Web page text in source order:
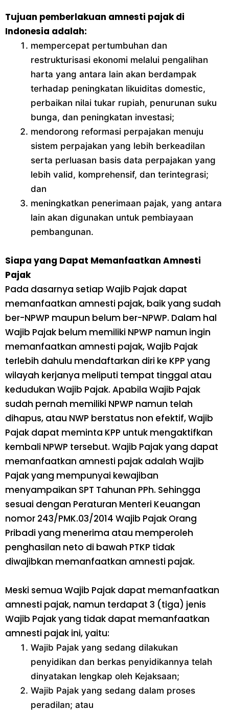
Tujuan pemberlakuan amnesti pajak di
Indonesia adalah:
mempercepat pertumbuhan dan
restrukturisasi ekonomi melalui pengalihan
harta yang antara lain akan berdampak
terhadap peningkatan likuiditas domestic,
perbaikan nilai tukar rupiah, penurunan suku
bunga, dan peningkatan investasi;
mendorong reformasi perpajakan menuju
sistem perpajakan yang lebih berkeadilan
serta perluasan basis data perpajakan yang
lebih valid, komprehensif, dan terintegrasi;
dan
meningkatkan penerimaan pajak, yang antara
lain akan digunakan untuk pembiayaan
pembangunan.
Siapa yang Dapat Memanfaatkan Amnesti
Pajak
Pada dasarnya setiap Wajib Pajak dapat
memanfaatkan amnesti pajak, baik yang sudah
ber-NPWP maupun belum ber-NPWP. Dalam hal
Wajib Pajak belum memiliki NPWP namun ingin
memanfaatkan amnesti pajak, Wajib Pajak
terlebih dahulu mendaftarkan diri ke KPP yang
wilayah kerjanya meliputi tempat tinggal atau
kedudukan Wajib Pajak. Apabila Wajib Pajak
sudah pernah memiliki NPWP namun telah
dihapus, atau NWP berstatus non efektif, Wajib
Pajak dapat meminta KPP untuk mengaktifkan
kembali NPWP tersebut. Wajib Pajak yang dapat
memanfaatkan amnesti pajak adalah Wajib
Pajak yang mempunyai kewajiban
menyampaikan SPT Tahunan PPh. Sehingga
sesuai dengan Peraturan Menteri Keuangan
nomor 243/PMK.03/2014 Wajib Pajak Orang
Pribadi yang menerima atau memperoleh
penghasilan neto di bawah PTKP tidak
diwajibkan memanfaatkan amnesti pajak.
Meski semua Wajib Pajak dapat memanfaatkan
amnesti pajak, namun terdapat 3 (tiga) jenis
Wajib Pajak yang tidak dapat memanfaatkan
amnesti pajak ini, yaitu:
Wajib Pajak yang sedang dilakukan
penyidikan dan berkas penyidikannya telah
dinyatakan lengkap oleh Kejaksaan;
Wajib Pajak yang sedang dalam proses
peradilan; atau